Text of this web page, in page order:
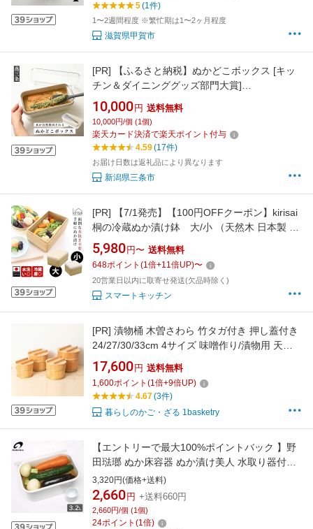
5(1件)
1〜2週間程度 ※繁忙期は1〜2ヶ月程度
滋賀県甲賀市
[PR]
【ふるさと納税】ぬかどこボックス [キッ
チン＆ダイニンググッズ部門大賞]
[LIFE×DESIGNアワード ベストプレス賞] 水分
を自然排出 ぬか床 容器 キッチン用品 [Leye]
【010S348】
10,000 円 送料無料
10,000円/個 (1個)
楽天カード決済で楽天ポイント付与
4.59(17件)
お届け日数は返礼品により異なります
新潟県三条市
[PR]
【7/1発売】【100円OFFクーポン】kirisai
桐の冷蔵ぬか漬け鉢 大/小 （天然木 日本製 冷
蔵庫 ぬか床 野菜 チーズ 豆腐 おつまみ 肴 丁寧
な暮らし 漬物 容器 初心者 消臭 抗菌 乳酸菌 栄
養素 キリサイ オスマック）【送料無料】【ポ
イント12倍/送料無料】【p0818】
5,980 円〜 送料無料
648ポイント (1倍+11倍UP)〜
20営業日以内に取寄せ発送(欠品時除く)
スマートキッチン
[PR] 漬物桶 木曽さわら 竹タガ付き 押し蓋付き
24/27/30/33cm 4サイズ 味噌作り/漬物用 天然
木 手作り 長野県 日本製
17,600 円 送料無料
1,600ポイント (1倍+9倍UP)
4.67(3件)
暮らしのかご・ざる 1basketry
【エントリーで最大100%ポイントバック 】野
田琺瑯 ぬか床容器 ぬか漬け美人 水取り器付
TK-32ホーロー 琺瑯 水抜き 漬け物 漬け物容器
保存容器 ぬか漬け ぬか漬け容器 ぬか床 ぬか床
容器 ぬか漬け用容器 糠漬け容器 ふた付き おし
ゃれ 日本製
3,320円(価格+送料)
2,660 円 +送料660円
2,660円/個 (1個)
24ポイント (1倍)